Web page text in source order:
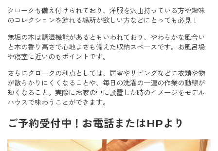
クロークも備え付けられており、洋服を沢山持っている方や趣味
のコレクションを飾れる場所が欲しい方などにとっても必見！
無垢の木は調湿機能があるともいわれており、やわらかな風合い
と木の香り高さで心地よさも備えた収納スペースです。お風呂場
や寝室に近いのもポイントです。
さらにクロークの利点としては、居室やリビングなどに衣類や物
が散らかりにくくなることや、毎日の洗濯の一連の作業の動線が
短くなること。実際にお家の中に設置した時のイメージをモデル
ハウスで味わうことができます。
ご予約受付中！お電話またはHPより